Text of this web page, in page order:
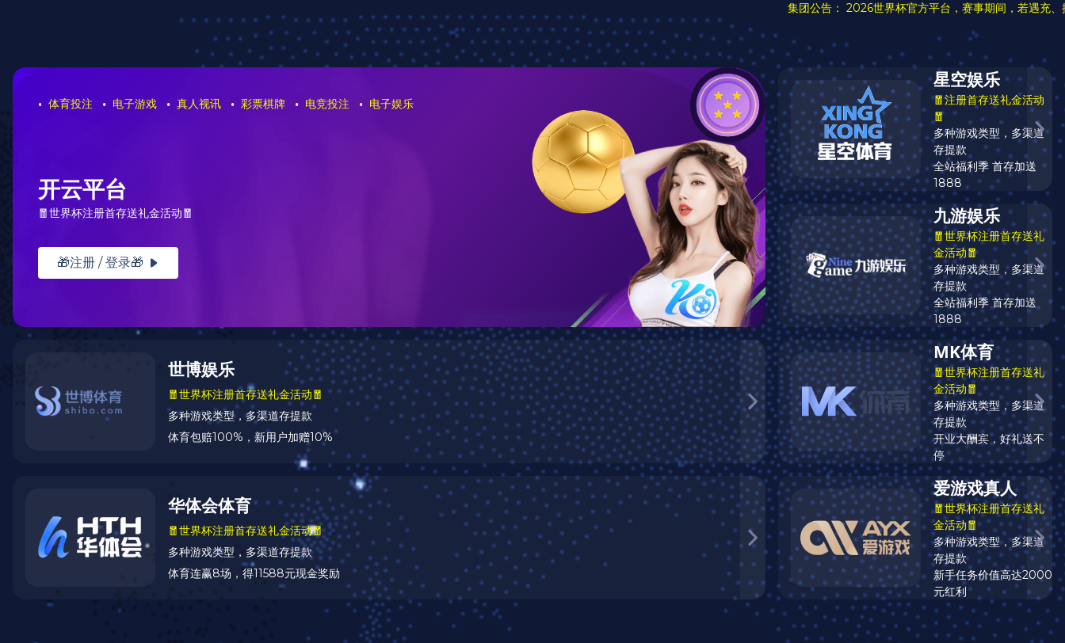
网站首页 网站建设 网站优化 案例中心 资讯中心 在线留言 联系我们
案例中心
某检验实验室网站开发项目
发布日期：2020-06-30 10:36 浏览次数：25